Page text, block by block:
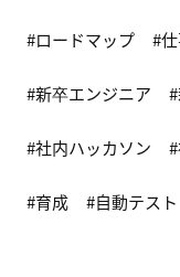
ロードマップ
新卒エンジニア
社内ハッカソン
育成 自動テスト